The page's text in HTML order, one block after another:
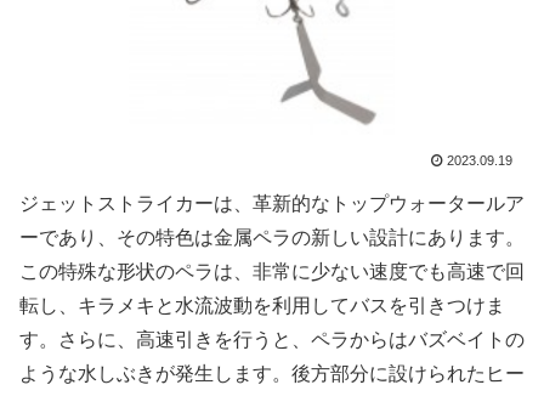
2023.09.19
ジェットストライカーは、革新的なトップウォータールア
ーであり、その特色は金属ペラの新しい設計にあります。
この特殊な形状のペラは、非常に少ない速度でも高速で回
転し、キラメキと水流波動を利用してバスを引きつけま
す。さらに、高速引きを行うと、ペラからはバズベイトの
ような水しぶきが発生します。後方部分に設けられたヒー